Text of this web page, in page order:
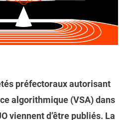
préfectoraux autorisant
algorithmique (VSA) dans
viennent d’être publiés. La